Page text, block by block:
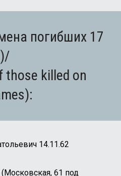
погибших 17
)/
those killed on
14.11.62
61 под